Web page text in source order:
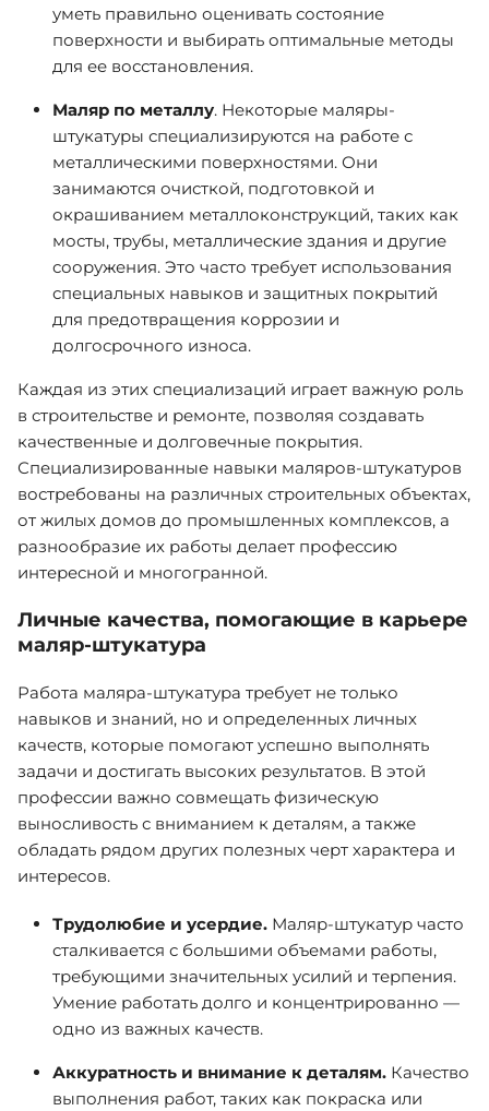
уметь правильно оценивать состояние
поверхности и выбирать оптимальные методы
для ее восстановления.
Маляр по металлу. Некоторые маляры-
штукатуры специализируются на работе с
металлическими поверхностями. Они
занимаются очисткой, подготовкой и
окрашиванием металлоконструкций, таких как
мосты, трубы, металлические здания и другие
сооружения. Это часто требует использования
специальных навыков и защитных покрытий
для предотвращения коррозии и
долгосрочного износа.
Каждая из этих специализаций играет важную роль
в строительстве и ремонте, позволяя создавать
качественные и долговечные покрытия.
Специализированные навыки маляров-штукатуров
востребованы на различных строительных объектах,
от жилых домов до промышленных комплексов, а
разнообразие их работы делает профессию
интересной и многогранной.
Личные качества, помогающие в карьере
маляр-штукатура
Работа маляра-штукатура требует не только
навыков и знаний, но и определенных личных
качеств, которые помогают успешно выполнять
задачи и достигать высоких результатов. В этой
профессии важно совмещать физическую
выносливость с вниманием к деталям, а также
обладать рядом других полезных черт характера и
интересов.
Трудолюбие и усердие. Маляр-штукатур часто
сталкивается с большими объемами работы,
требующими значительных усилий и терпения.
Умение работать долго и концентрированно —
одно из важных качеств.
Аккуратность и внимание к деталям. Качество
выполнения работ, таких как покраска или